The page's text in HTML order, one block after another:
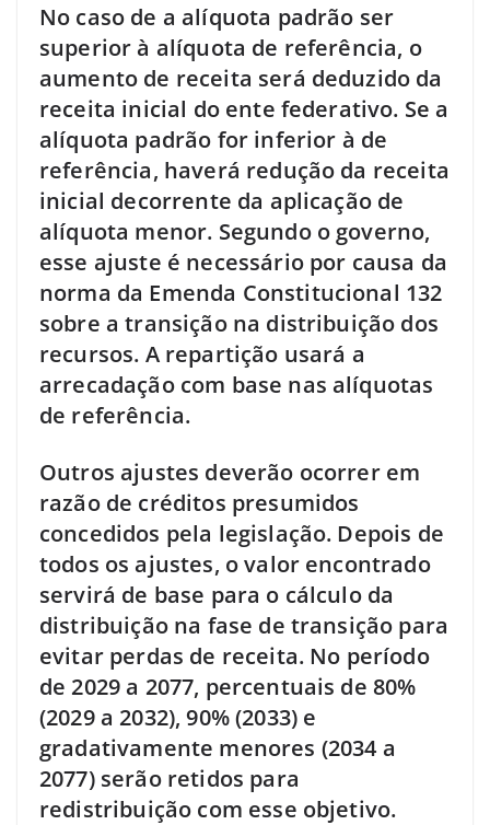
No caso de a alíquota padrão ser
superior à alíquota de referência, o
aumento de receita será deduzido da
receita inicial do ente federativo. Se a
alíquota padrão for inferior à de
referência, haverá redução da receita
inicial decorrente da aplicação de
alíquota menor. Segundo o governo,
esse ajuste é necessário por causa da
norma da Emenda Constitucional 132
sobre a transição na distribuição dos
recursos. A repartição usará a
arrecadação com base nas alíquotas
de referência.
Outros ajustes deverão ocorrer em
razão de créditos presumidos
concedidos pela legislação. Depois de
todos os ajustes, o valor encontrado
servirá de base para o cálculo da
distribuição na fase de transição para
evitar perdas de receita. No período
de 2029 a 2077, percentuais de 80%
(2029 a 2032), 90% (2033) e
gradativamente menores (2034 a
2077) serão retidos para
redistribuição com esse objetivo.